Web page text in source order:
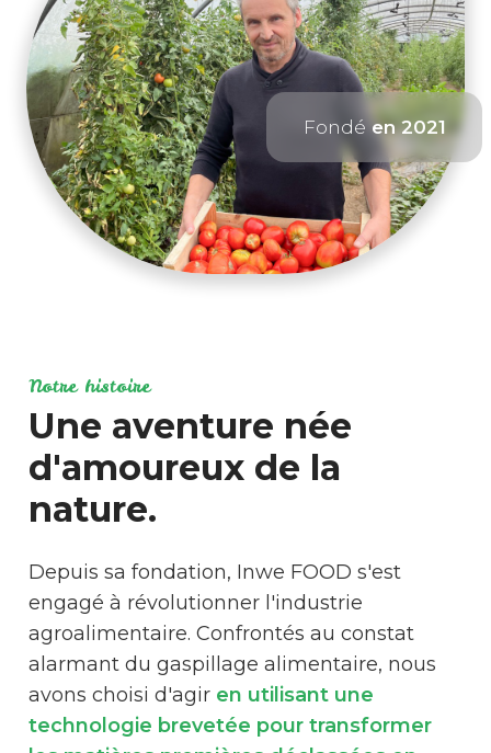
Fondé en 2021
Notre histoire
Une aventure née
d'amoureux de la
nature.
Depuis sa fondation, Inwe FOOD s'est
engagé à révolutionner l'industrie
agroalimentaire. Confrontés au constat
alarmant du gaspillage alimentaire, nous
avons choisi d'agir en utilisant une
technologie brevetée pour transformer